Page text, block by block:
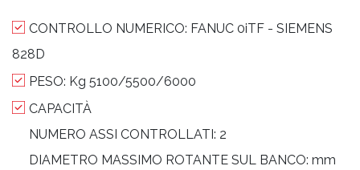
CONTROLLO NUMERICO: FANUC 0iTF - SIEMENS
828D
PESO: Kg 5100/5500/6000
CAPACITÀ
NUMERO ASSI CONTROLLATI: 2
DIAMETRO MASSIMO ROTANTE SUL BANCO: mm